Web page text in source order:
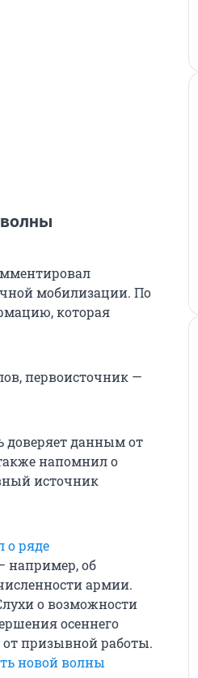
мобилизации. По
которая
первоисточник —
доверяет данным от
напомнил о
источник
о ряде
например, об
армии.
о возможности
осеннего
от призывной работы.
новой волны